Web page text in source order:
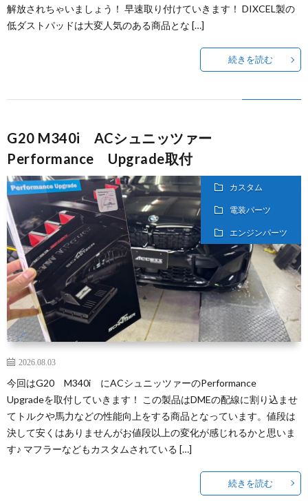
解放されちゃいましょう！ 早速取り付けていきます！ DIXCEL製の
低ダストパッドは大変人気のある商品とな […]
続きを読む
G20 M340i ACシュニッツァー
Performance Upgrade取付
カスタム
電装パーツ
エンジンパーツ
2026.08.03
今回はG20 M340i にACシュニッツァーのPerformance
Upgradeを取付していきます！ この製品はDMEの配線に割り込ませ
てトルクや馬力などの性能向上をする商品となっています。値段は
決して安くはありませんがお値段以上の変化が感じれるかと思いま
す♪ マフラーなどもカスタムされている […]
続きを読む